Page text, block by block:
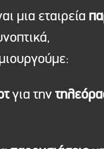
μια εταιρεία
για την